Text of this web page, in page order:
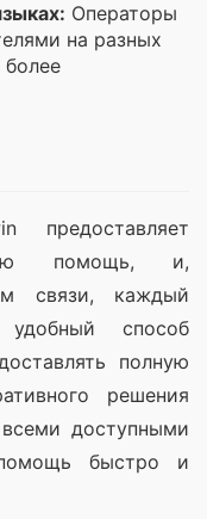
Операторы
на разных
предоставляет
помощь, и,
связи, каждый
способ
полную
решения
доступными
быстро и